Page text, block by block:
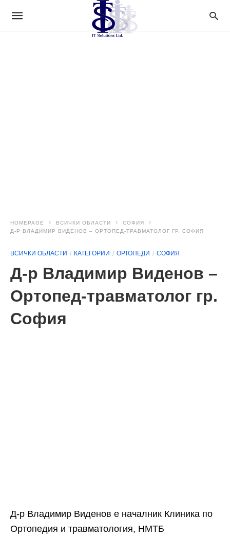
HOMEPAGE ВСИЧКИ ОБЛАСТИ
СОФИЯ
Д-Р ВЛАДИМИР ВИДЕНОВ – ОРТОПЕД-ТРАВМАТОЛОГ ГР. СОФИЯ
ВСИЧКИ ОБЛАСТИ КАТЕГОРИИ ОРТОПЕДИ СОФИЯ
Д-р Владимир Виденов –
Ортопед-травматолог гр.
София
Д-р Владимир Виденов е началник Клиника по
Ортопедия и травматология, НМТБ